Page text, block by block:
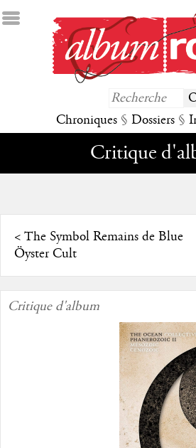
Chroniques § Dossiers §
Critique
< The Symbol Remains de Blue
Öyster Cult
Critique d'album